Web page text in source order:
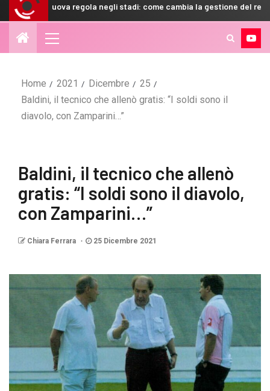
regola negli stadi: come cambia la gestione del recupero
Home 2021 Dicembre
25
Baldini, il tecnico che allenò gratis: “I soldi sono il
diavolo, con Zamparini…”
Baldini, il tecnico che allenò
gratis: “I soldi sono il diavolo,
con Zamparini…”
Chiara Ferrara 25 Dicembre 2021